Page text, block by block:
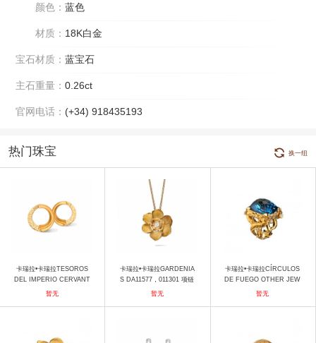
颜色： 蓝色
材质： 18K白金
宝石材质： 蓝宝石
主石重量： 0.26ct
官网电话： (+34) 918435193
热门珠宝 换一组
卡瑞拉•卡瑞拉TESOROS
DEL IMPERIO CERVANT
ES DA13308，01 耳饰
暂无
卡瑞拉•卡瑞拉GARDENIA
S DA11577，011301 项链
暂无
卡瑞拉•卡瑞拉CÍRCULOS
DE FUEGO OTHER JEW
ELRY DA10227，010804
暂无